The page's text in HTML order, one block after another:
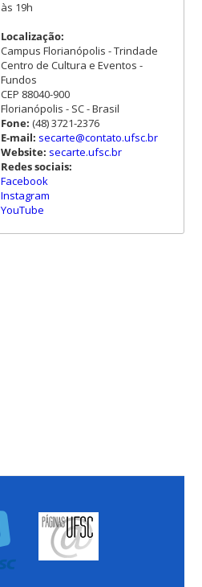
às 19h
Localização:
Campus Florianópolis - Trindade
Centro de Cultura e Eventos -
Fundos
CEP 88040-900
Florianópolis - SC - Brasil
Fone: (48) 3721-2376
E-mail: secarte@contato.ufsc.br
Website: secarte.ufsc.br
Redes sociais:
Facebook
Instagram
YouTube